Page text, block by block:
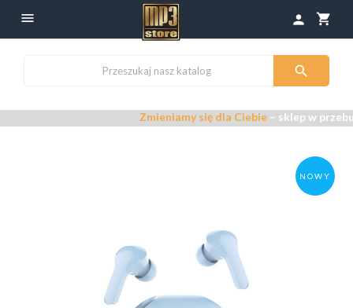
 shopping_cart
person

Zmieniamy się dla Ciebie– sklep w
NOWY